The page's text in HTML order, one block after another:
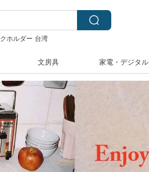
ホルダー 台湾
文房具 家電・デジタル